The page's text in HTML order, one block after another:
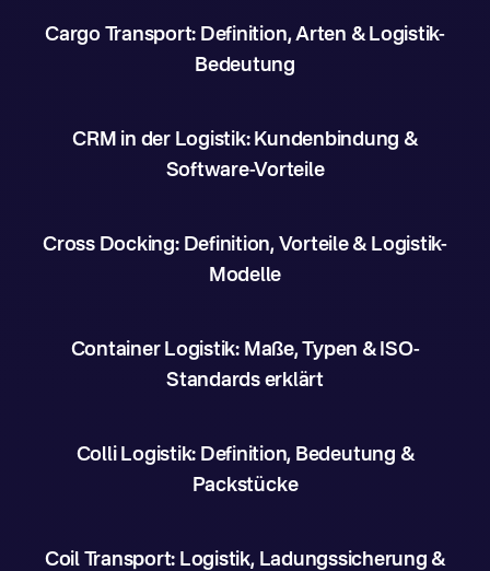
Cargo Transport: Definition, Arten & Logistik-
Bedeutung
CRM in der Logistik: Kundenbindung &
Software-Vorteile
Cross Docking: Definition, Vorteile & Logistik-
Modelle
Container Logistik: Maße, Typen & ISO-
Standards erklärt
Colli Logistik: Definition, Bedeutung &
Packstücke
Coil Transport: Logistik, Ladungssicherung &